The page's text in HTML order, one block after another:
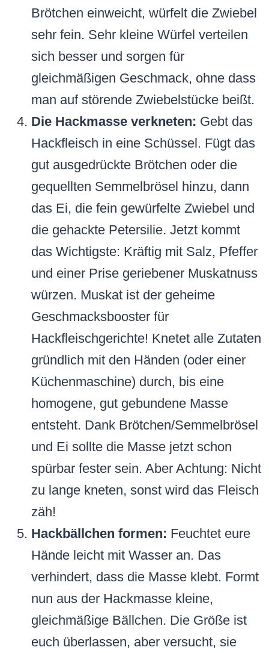
Brötchen einweicht, würfelt die Zwiebel
sehr fein. Sehr kleine Würfel verteilen
sich besser und sorgen für
gleichmäßigen Geschmack, ohne dass
man auf störende Zwiebelstücke beißt.
Die Hackmasse verkneten: Gebt das
Hackfleisch in eine Schüssel. Fügt das
gut ausgedrückte Brötchen oder die
gequellten Semmelbrösel hinzu, dann
das Ei, die fein gewürfelte Zwiebel und
die gehackte Petersilie. Jetzt kommt
das Wichtigste: Kräftig mit Salz, Pfeffer
und einer Prise geriebener Muskatnuss
würzen. Muskat ist der geheime
Geschmacksbooster für
Hackfleischgerichte! Knetet alle Zutaten
gründlich mit den Händen (oder einer
Küchenmaschine) durch, bis eine
homogene, gut gebundene Masse
entsteht. Dank Brötchen/Semmelbrösel
und Ei sollte die Masse jetzt schon
spürbar fester sein. Aber Achtung: Nicht
zu lange kneten, sonst wird das Fleisch
zäh!
Hackbällchen formen: Feuchtet eure
Hände leicht mit Wasser an. Das
verhindert, dass die Masse klebt. Formt
nun aus der Hackmasse kleine,
gleichmäßige Bällchen. Die Größe ist
euch überlassen, aber versucht, sie